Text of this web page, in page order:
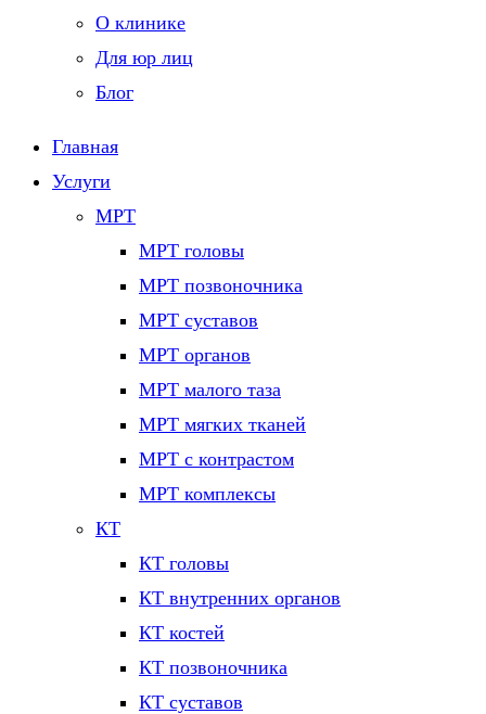
О клинике
Для юр лиц
Блог
Главная
Услуги
МРТ
МРТ головы
МРТ позвоночника
МРТ суставов
МРТ органов
МРТ малого таза
МРТ мягких тканей
МРТ с контрастом
МРТ комплексы
КТ
КТ головы
КТ внутренних органов
КТ костей
КТ позвоночника
КТ суставов